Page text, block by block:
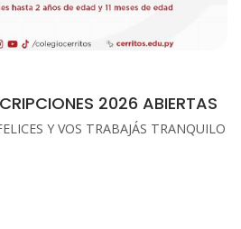
2026 ABIERTAS
Y VOS TRABAJÁS TRANQUILO